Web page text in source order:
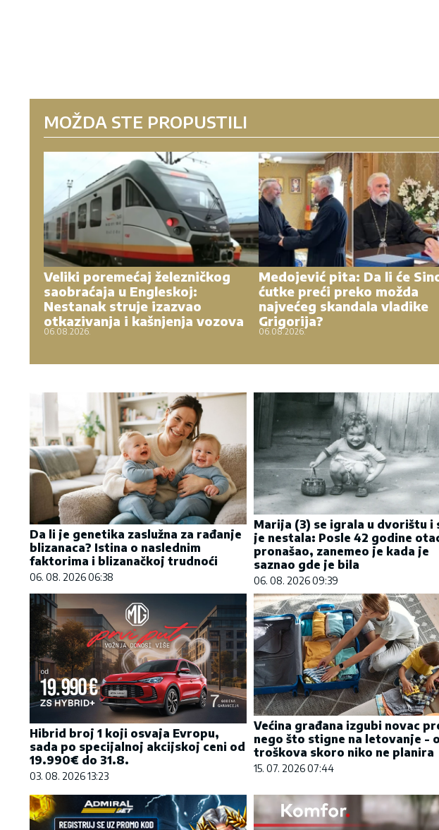
MOŽDA STE PROPUSTILI
Veliki poremećaj železničkog
saobraćaja u Engleskoj:
Nestanak struje izazvao
otkazivanja i kašnjenja vozova
06.08.2026.
Medojević pita: Da li će
ćutke preći preko možda
najvećeg skandala vladike
Grigorija?
06.08.2026.
Da li je genetika zaslužna za rađanje
blizanaca? Istina o naslednim
faktorima i blizanačkoj trudnoći
06. 08. 2026 06:38
Marija (3) se igrala u dvorištu i
je nestala: Posle 42 godine
pronašao, zanemeo je kada je
saznao gde je bila
06. 08. 2026 09:39
Hibrid broj 1 koji osvaja Evropu,
sada po specijalnoj akcijskoj ceni od
19.990€ do 31.8.
03. 08. 2026 13:23
Većina građana izgubi novac
nego što stigne na letovanje -
troškova skoro niko ne planira
15. 07. 2026 07:44